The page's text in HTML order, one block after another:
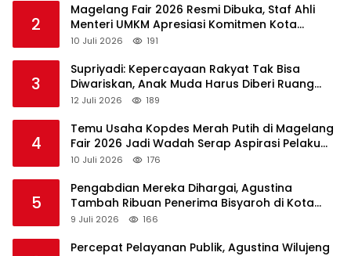
2
Magelang Fair 2026 Resmi Dibuka, Staf Ahli
Menteri UMKM Apresiasi Komitmen Kota
Magelang Majukan UMKM
10 Juli 2026 191
3
Supriyadi: Kepercayaan Rakyat Tak Bisa
Diwariskan, Anak Muda Harus Diberi Ruang
Memimpin
12 Juli 2026 189
4
Temu Usaha Kopdes Merah Putih di Magelang
Fair 2026 Jadi Wadah Serap Aspirasi Pelaku
Koperasi
10 Juli 2026 176
5
Pengabdian Mereka Dihargai, Agustina
Tambah Ribuan Penerima Bisyaroh di Kota
Semarang
9 Juli 2026 166
Percepat Pelayanan Publik, Agustina Wilujeng